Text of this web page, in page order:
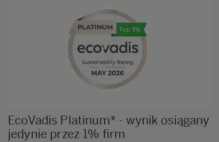
EcoVadis Platinum* - wynik osiągany
jedynie przez 1% firm